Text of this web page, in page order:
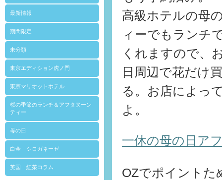
最新情報
期間限定
未分類
東京エディション虎ノ門
東京マリオットホテル
桜の季節のランチ＆アフタヌーン
ティー
母の日
白金 シロガネーゼ
英国 紅茶コラム
高級ホテルの母
ィーでもランチ
くれますので、
日周辺で花だけ
る。お店によっ
よ。
一休の母の日ア
OZでポイントた